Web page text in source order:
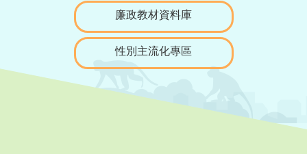
廉政教材資料庫
性別主流化專區